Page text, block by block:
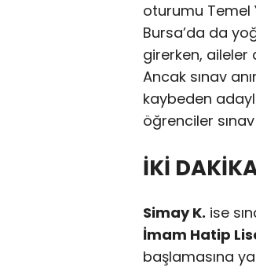
oturumu Temel
Bursa’da da
girerken, aileler
Ancak sınav
kaybeden
öğrenciler
İKİ
Simay K. ise
İmam Hatip
başlamasına